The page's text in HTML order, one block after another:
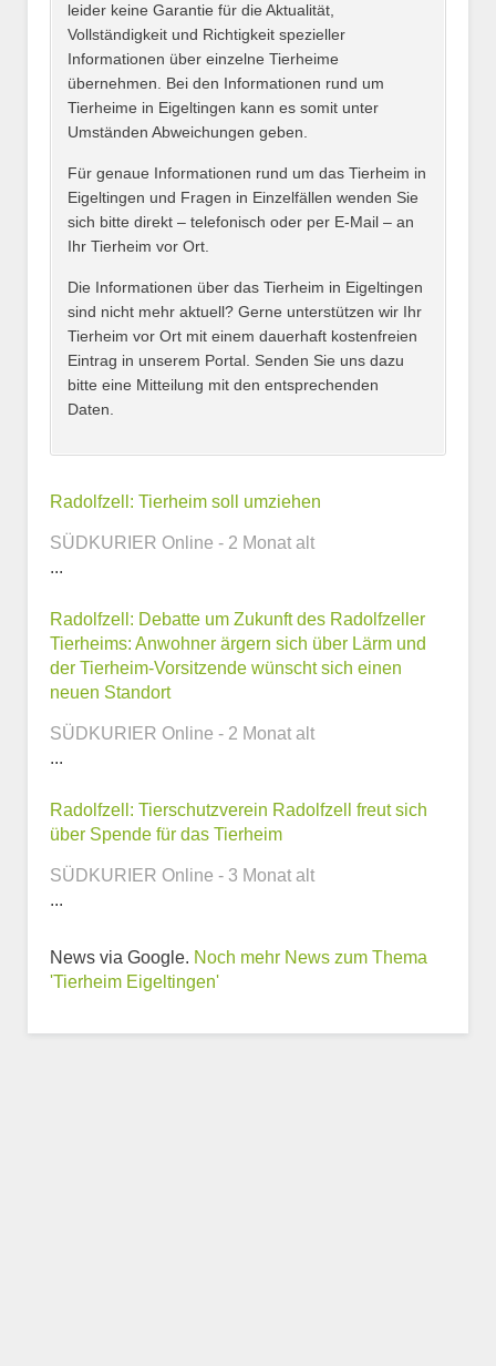
E-Mail*
Name des Tierheims*
Kontaktmöglichkeiten
Telefonnummer
zum Tierheim
leider keine Garantie für die Aktualität,
Vollständigkeit und Richtigkeit spezieller
Informationen über einzelne Tierheime
übernehmen. Bei den Informationen rund um
Tierheime in Eigeltingen kann es somit unter
Umständen Abweichungen geben.
Für genaue Informationen rund um das Tierheim in
Eigeltingen und Fragen in Einzelfällen wenden Sie
sich bitte direkt – telefonisch oder per E-Mail – an
Ihr Tierheim vor Ort.
Die Informationen über das Tierheim in Eigeltingen
sind nicht mehr aktuell? Gerne unterstützen wir Ihr
Tierheim vor Ort mit einem dauerhaft kostenfreien
Eintrag in unserem Portal. Senden Sie uns dazu
bitte eine Mitteilung mit den entsprechenden
Daten.
Radolfzell: Tierheim soll umziehen
SÜDKURIER Online - 2 Monat alt
...
Radolfzell: Debatte um Zukunft des Radolfzeller
Tierheims: Anwohner ärgern sich über Lärm und
der Tierheim-Vorsitzende wünscht sich einen
neuen Standort
SÜDKURIER Online - 2 Monat alt
...
Radolfzell: Tierschutzverein Radolfzell freut sich
über Spende für das Tierheim
SÜDKURIER Online - 3 Monat alt
...
News via Google. Noch mehr News zum Thema
'Tierheim Eigeltingen'